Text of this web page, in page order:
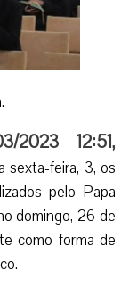
2023 12:51,
sexta-feira, 3, os
pelo Papa
domingo, 26 de
como forma de